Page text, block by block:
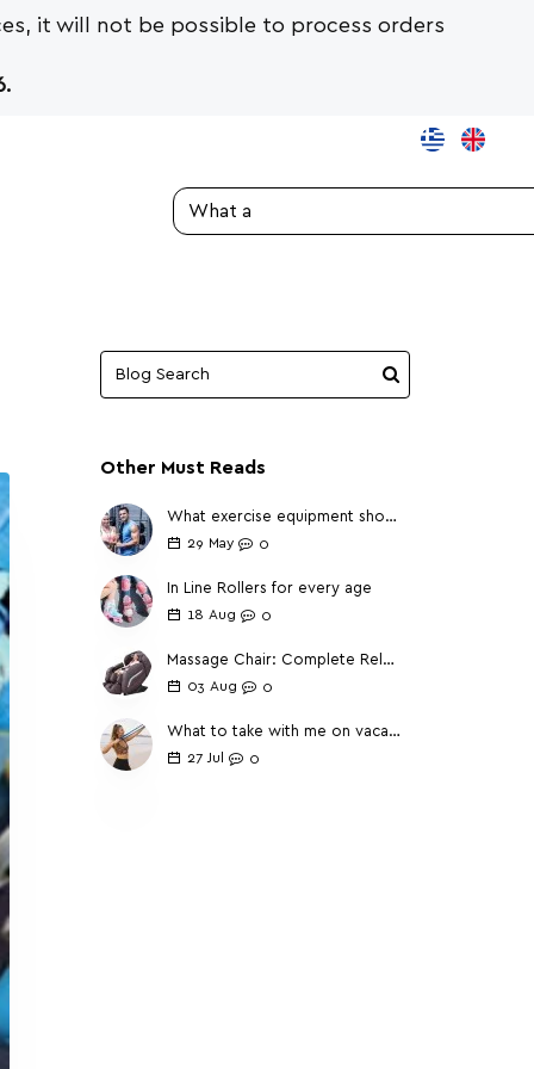
it will not be possible to process orders
Search...
Other Must Reads
What exercise equipment should I get?
29 May 0
In Line Rollers for every age
18 Aug 0
Massage Chair: Complete Relaxation Guide
03 Aug 0
What to take with me on vacation for complete fitness
27 Jul 0